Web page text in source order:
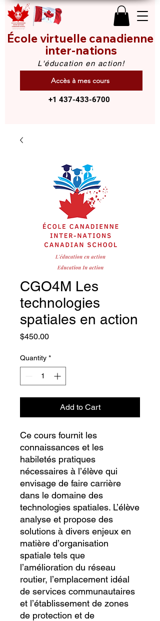
École virtuelle canadienne
inter-nations
L'éducation en action!
+1 437-433-6700
Accès à mes cours
CGO4M Les
technologies
spatiales en action
$450.00Price
Quantity *
Add to Cart
Ce cours fournit les
connaissances et les
habiletés pratiques
nécessaires à l’élève qui
envisage de faire carrière
dans le domaine des
technologies spatiales. L’élève
analyse et propose des
solutions à divers enjeux en
matière d’organisation
spatiale tels que
l’amélioration du réseau
routier, l’emplacement idéal
de services communautaires
et l’établissement de zones
de protection et de